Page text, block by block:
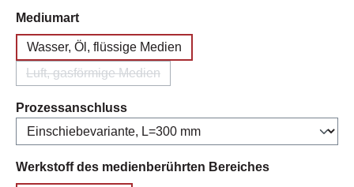
Mediumartauswählen
Wasser, Öl, flüssige Medien
Luft, gasförmige Medien
(Diese Option ist zurzeit nicht verfügbar.)
Prozessanschlussauswählen
Werkstoff des medienberührten Bereichesauswählen